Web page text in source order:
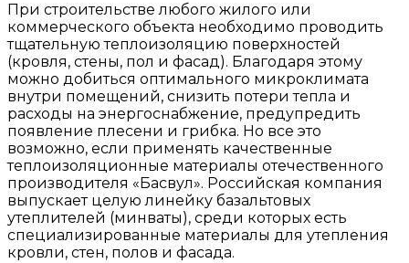
При строительстве любого жилого или
коммерческого объекта необходимо проводить
тщательную теплоизоляцию поверхностей
(кровля, стены, пол и фасад). Благодаря этому
можно добиться оптимального микроклимата
внутри помещений, снизить потери тепла и
расходы на энергоснабжение, предупредить
появление плесени и грибка. Но все это
возможно, если применять качественные
теплоизоляционные материалы отечественного
производителя «Басвул». Российская компания
выпускает целую линейку базальтовых
утеплителей (минваты), среди которых есть
специализированные материалы для утепления
кровли, стен, полов и фасада.